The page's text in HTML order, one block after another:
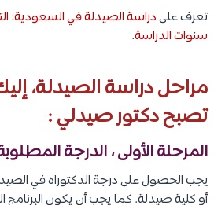
تعرف علىدراسة الصيدلة في السعودية:
سنوات الدراسة.
تصبح دكتور صيدلي :
المرحلة الأولى ، الدرجة
أو كلية صيدلة. كما يجب أن يكون